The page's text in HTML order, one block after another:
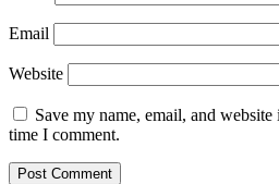
Email
Website
Save my name, email, and
time I comment.